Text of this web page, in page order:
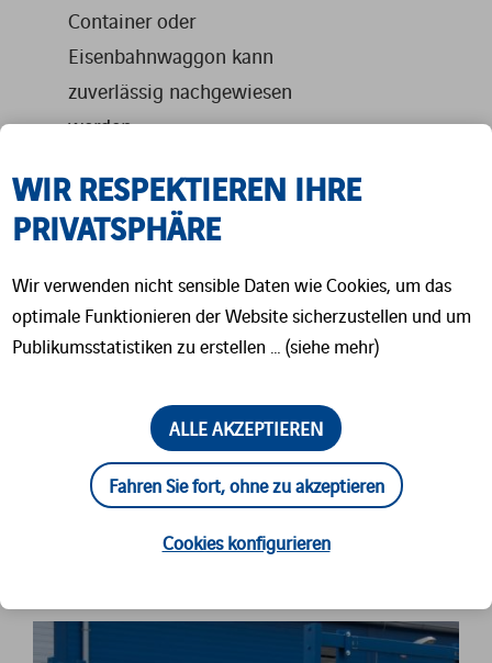
Container oder
Eisenbahnwaggon kann
zuverlässig nachgewiesen
werden.
DATENBLATT
ÄHNLICHES PRODUKT
WIR RESPEKTIEREN IHRE
PRIVATSPHÄRE
Wir verwenden nicht sensible Daten wie Cookies, um das
optimale Funktionieren der Website sicherzustellen und um
Publikumsstatistiken zu erstellen … (siehe mehr)
ALLE AKZEPTIEREN
Fahren Sie fort, ohne zu akzeptieren
Cookies konfigurieren